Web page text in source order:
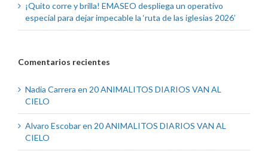
¡Quito corre y brilla! EMASEO despliega un operativo
especial para dejar impecable la ‘ruta de las iglesias 2026’
Comentarios recientes
Nadia Carrera en 20 ANIMALITOS DIARIOS VAN AL
CIELO
Alvaro Escobaren 20 ANIMALITOS DIARIOS VAN AL
CIELO